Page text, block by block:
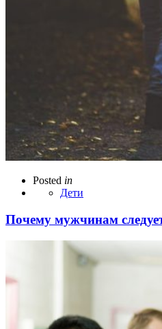
Posted in
Дети
Почему мужчинам